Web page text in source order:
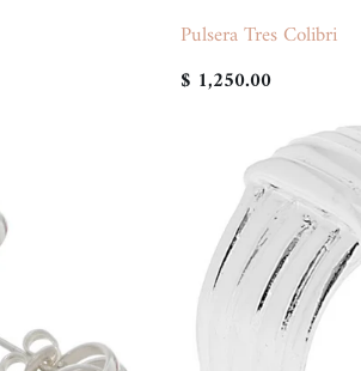
Pulsera Tres Colibri
$ 1,250.00